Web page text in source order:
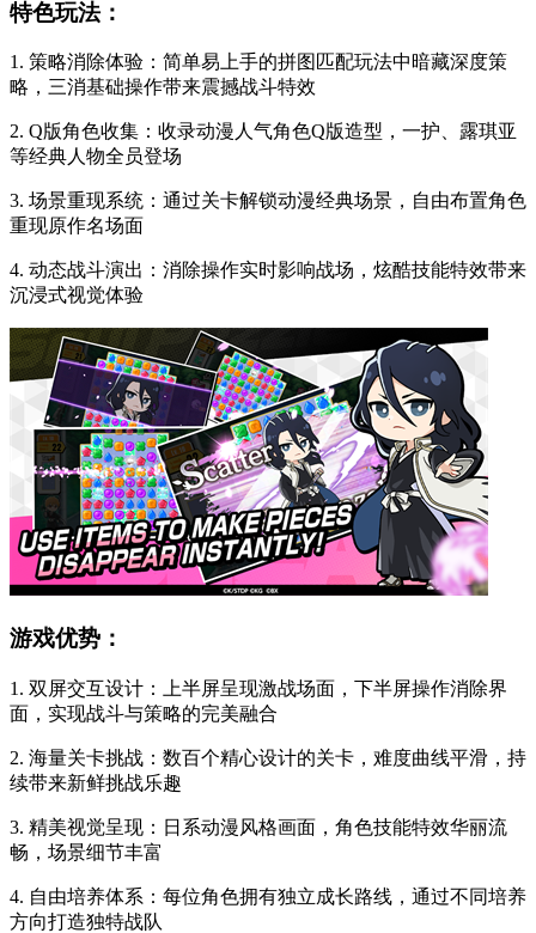
特色玩法：
1. 策略消除体验：简单易上手的拼图匹配玩法中暗藏深度策
略，三消基础操作带来震撼战斗特效
2. Q版角色收集：收录动漫人气角色Q版造型，一护、露琪亚
等经典人物全员登场
3. 场景重现系统：通过关卡解锁动漫经典场景，自由布置角色
重现原作名场面
4. 动态战斗演出：消除操作实时影响战场，炫酷技能特效带来
沉浸式视觉体验
游戏优势：
1. 双屏交互设计：上半屏呈现激战场面，下半屏操作消除界
面，实现战斗与策略的完美融合
2. 海量关卡挑战：数百个精心设计的关卡，难度曲线平滑，持
续带来新鲜挑战乐趣
3. 精美视觉呈现：日系动漫风格画面，角色技能特效华丽流
畅，场景细节丰富
4. 自由培养体系：每位角色拥有独立成长路线，通过不同培养
方向打造独特战队